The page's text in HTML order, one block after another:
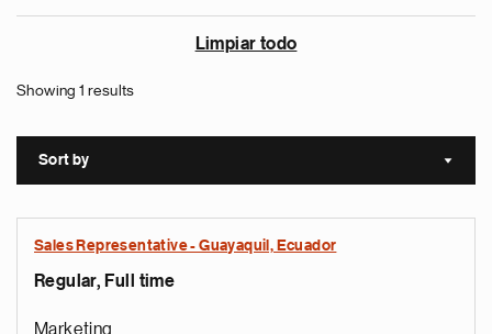
Limpiar todo
Showing 1 results
Sort by Sort
Sales Representative - Guayaquil, Ecuador
Regular, Full time
Marketing